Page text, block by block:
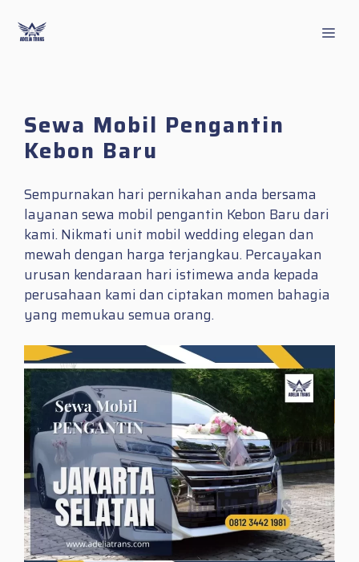
content
Sewa Mobil Pengantin
Kebon Baru
Sempurnakan hari pernikahan anda bersama
layanan sewa mobil pengantin Kebon Baru dari
kami. Nikmati unit mobil wedding elegan dan
mewah dengan harga terjangkau. Percayakan
urusan kendaraan hari istimewa anda kepada
perusahaan kami dan ciptakan momen bahagia
yang memukau semua orang.